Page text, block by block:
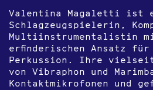
Valentina Magaletti ist
Schlagzeugspielerin,
Multiinstrumentalistin
erfinderischen Ansatz für
Perkussion. Ihre
von Vibraphon und
Kontaktmikrofonen und